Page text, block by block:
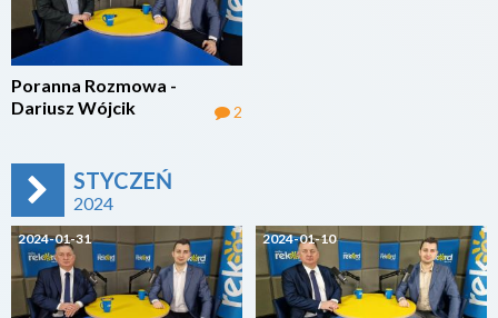
Poranna Rozmowa -
Dariusz Wójcik
2
STYCZEŃ
2024
2024-01-31 2024-01-10